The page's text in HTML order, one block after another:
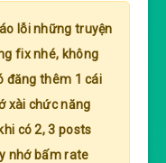
lỗi những truyện
fix nhé, không
đăng thêm 1 cái
xài chức năng
có 2, 3 posts
nhớ bấm rate